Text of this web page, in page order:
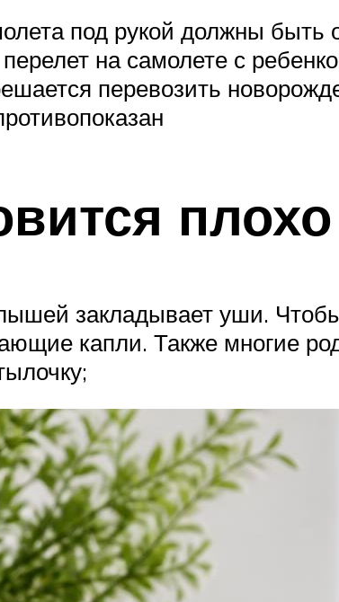
под рукой должны
на самолете с
перевозить
закладывает уши. Чтобы
капли. Также многие